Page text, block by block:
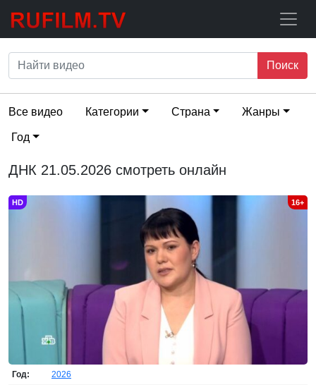
Поиск
Все видео Категории Страна Жанры
Год
ДНК 21.05.2026 смотреть онлайн
HD 16+
Год:
2026